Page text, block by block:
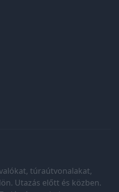
túraútvonalakat,
Utazás előtt és közben.